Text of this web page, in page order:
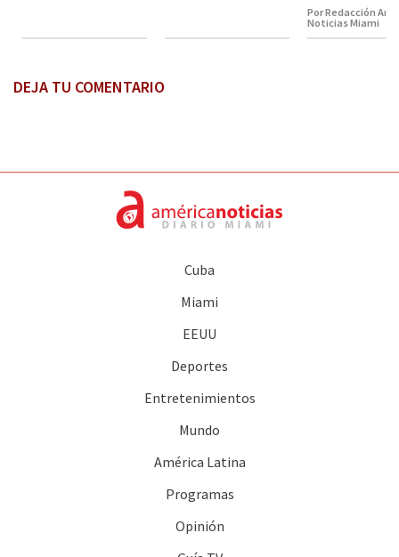
Por Redacción
Noticias Miami
DEJA TU COMENTARIO
Cuba
Miami
EEUU
Deportes
Entretenimientos
Mundo
América Latina
Programas
Opinión